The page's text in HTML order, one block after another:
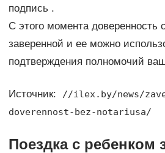
подпись .
С этого момента доверенность
заверенной и ее можно
подтверждения полномочий
Источник:
//ilex.by/news/
doverennost-bez-notariusa/
Поездка с ребенком